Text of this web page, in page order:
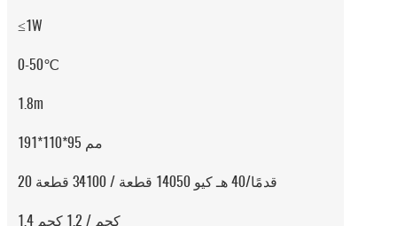
≤1W
0-50℃
1.8m
191*110*95 مم
20 قدمًا/40 هـ كيو 14050 قطعة / 34100 قطعة
1.4 كجم / 1.2 كجم